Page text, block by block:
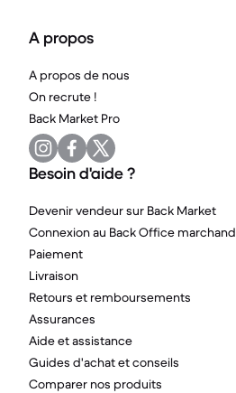
A propos
A propos de nous
On recrute !
Back Market Pro
Besoin d'aide ?
Devenir vendeur sur Back Market
Connexion au Back Office marchand
Paiement
Livraison
Retours et remboursements
Assurances
Aide et assistance
Guides d'achat et conseils
Comparer nos produits